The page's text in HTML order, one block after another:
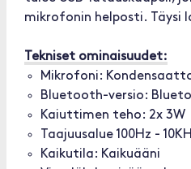
mikrofonin helposti. Täysi
Tekniset ominaisuudet:
Mikrofoni:
Bluetooth-versio:
Kaiuttimen teho: 2x 3W
Taajuusalue 100Hz -
Kaikutila: Kaikuääni